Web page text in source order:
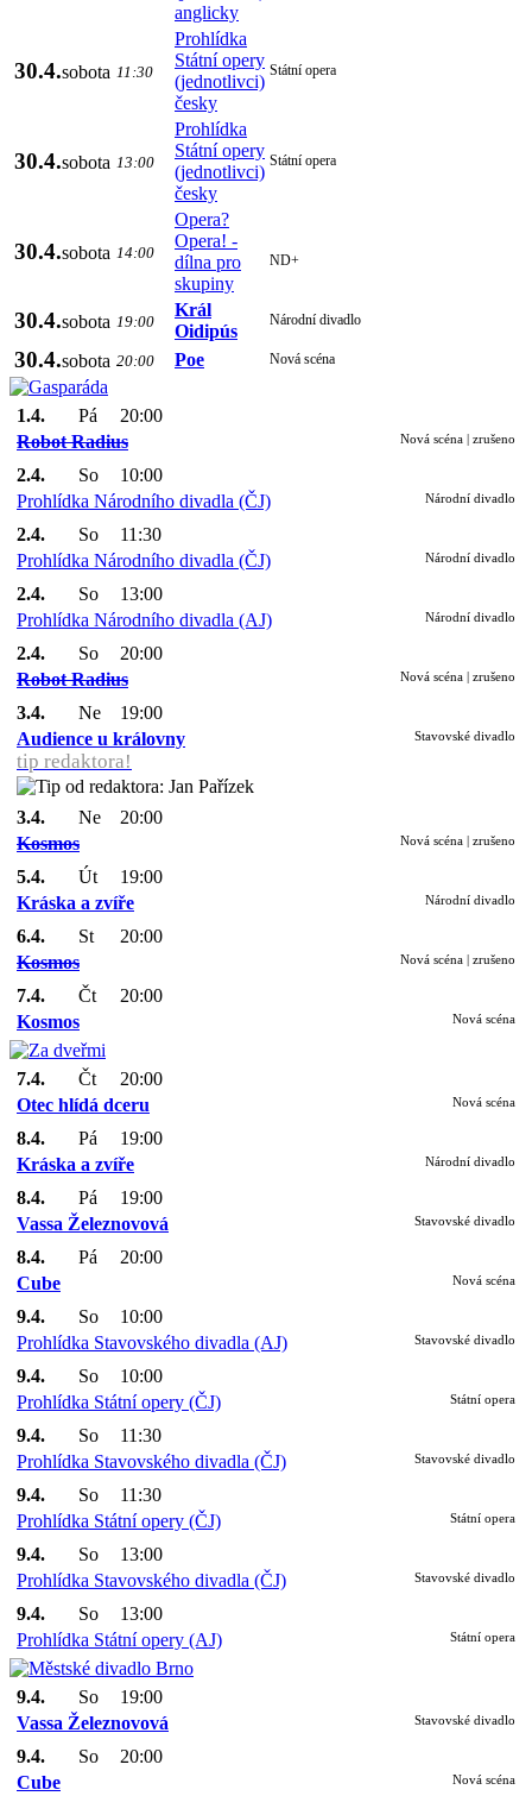
anglicky
30.4.sobota 11:30
Prohlídka
Státní opery
(jednotlivci)
česky
Státní opera
30.4.sobota 13:00
Prohlídka
Státní opery
(jednotlivci)
česky
Státní opera
30.4.sobota 14:00
Opera?
Opera! -
dílna pro
skupiny
ND+
30.4.sobota 19:00
Král
Oidipús
Národní divadlo
30.4.sobota 20:00 Poe Nová scéna
1.4. Pá
20:00
Robot Radius
Nová scéna | zrušeno
2.4. So
10:00
Prohlídka Národního divadla (ČJ)
Národní divadlo
2.4. So
11:30
Prohlídka Národního divadla (ČJ)
Národní divadlo
2.4. So
13:00
Prohlídka Národního divadla (AJ)
Národní divadlo
2.4. So
20:00
Robot Radius
Nová scéna | zrušeno
3.4. Ne
19:00
Audience u královny
tip redaktora!
Stavovské divadlo
3.4. Ne
20:00
Kosmos
Nová scéna | zrušeno
5.4. Út
19:00
Kráska a zvíře
Národní divadlo
6.4. St
20:00
Kosmos
Nová scéna | zrušeno
7.4. Čt
20:00
Kosmos
Nová scéna
7.4. Čt
20:00
Otec hlídá dceru
Nová scéna
8.4. Pá
19:00
Kráska a zvíře
Národní divadlo
8.4. Pá
19:00
Vassa Železnovová
Stavovské divadlo
8.4. Pá
20:00
Cube
Nová scéna
9.4. So
10:00
Prohlídka Stavovského divadla (AJ)
Stavovské divadlo
9.4. So
10:00
Prohlídka Státní opery (ČJ)
Státní opera
9.4. So
11:30
Prohlídka Stavovského divadla (ČJ)
Stavovské divadlo
9.4. So
11:30
Prohlídka Státní opery (ČJ)
Státní opera
9.4. So
13:00
Prohlídka Stavovského divadla (ČJ)
Stavovské divadlo
9.4. So
13:00
Prohlídka Státní opery (AJ)
Státní opera
9.4. So
19:00
Vassa Železnovová
Stavovské divadlo
9.4. So
20:00
Cube
Nová scéna